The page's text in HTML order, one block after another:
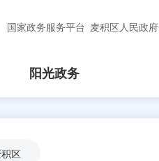
国家政务服务平台 麦积区人民政府
阳光政务
区